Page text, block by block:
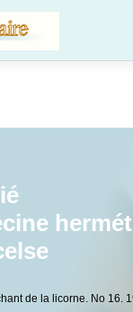
de la licorne. No 16.